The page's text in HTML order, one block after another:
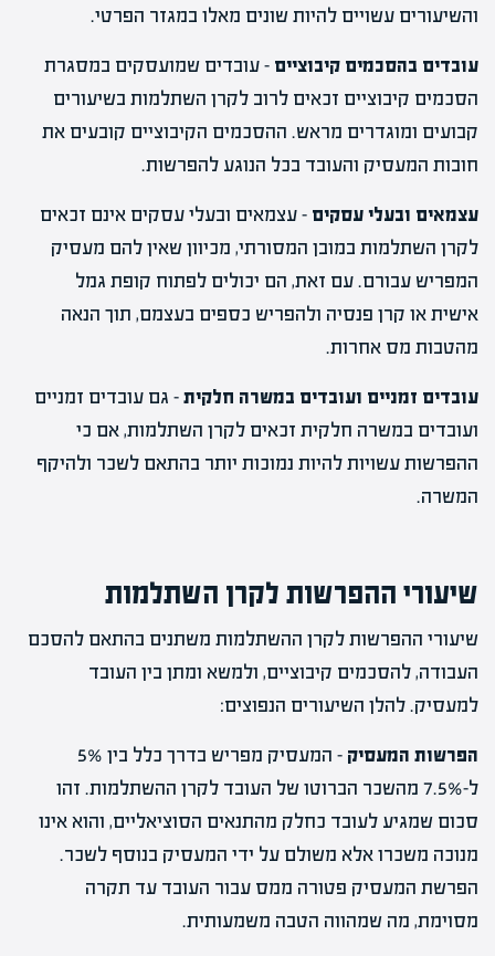
והשיעורים עשויים להיות שונים מאלו במגזר הפרטי.
עובדים בהסכמים קיבוציים – עובדים שמועסקים במסגרת
הסכמים קיבוציים זכאים לרוב לקרן השתלמות בשיעורים
קבועים ומוגדרים מראש. ההסכמים הקיבוציים קובעים את
חובות המעסיק והעובד בכל הנוגע להפרשות.
עצמאים ובעלי עסקים – עצמאים ובעלי עסקים אינם זכאים
לקרן השתלמות במובן המסורתי, מכיוון שאין להם מעסיק
המפריש עבורם. עם זאת, הם יכולים לפתוח קופת גמל
אישית או קרן פנסיה ולהפריש כספים בעצמם, תוך הנאה
מהטבות מס אחרות.
עובדים זמניים ועובדים במשרה חלקית– גם עובדים זמניים
ועובדים במשרה חלקית זכאים לקרן השתלמות, אם כי
ההפרשות עשויות להיות נמוכות יותר בהתאם לשכר ולהיקף
המשרה.
שיעורי ההפרשות לקרן השתלמות
שיעורי ההפרשות לקרן ההשתלמות משתנים בהתאם להסכם
העבודה, להסכמים קיבוציים, ולמשא ומתן בין העובד
למעסיק. להלן השיעורים הנפוצים:
הפרשות המעסיק
– המעסיק מפריש בדרך כלל בין 5%
ל-7.5% מהשכר הברוטו של העובד לקרן ההשתלמות. זהו
סכום שמגיע לעובד כחלק מהתנאים הסוציאליים, והוא אינו
מנוכה משכרו אלא משולם על ידי המעסיק בנוסף לשכר.
הפרשת המעסיק פטורה ממס עבור העובד עד תקרה
מסוימת, מה שמהווה הטבה משמעותית.